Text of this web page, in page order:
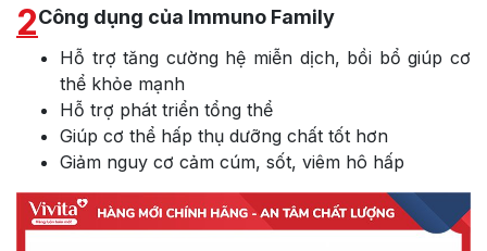
2Công dụng của Immuno Family
Hỗ trợ tăng cường hệ miễn dịch, bồi bổ giúp cơ
thể khỏe mạnh
Hỗ trợ phát triển tổng thể
Giúp cơ thể hấp thụ dưỡng chất tốt hơn
Giảm nguy cơ cảm cúm, sốt, viêm hô hấp